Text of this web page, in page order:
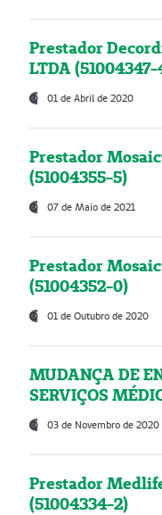
Prestador
LTDA (51004347-
01 de Abril de 2020
Prestador
(51004355-5)
07 de Maio de 2021
Prestador
(51004352-0)
01 de Outubro de 2020
MUDANÇA DE
SERVIÇOS
03 de Novembro de 2020
Prestador
(51004334-2)